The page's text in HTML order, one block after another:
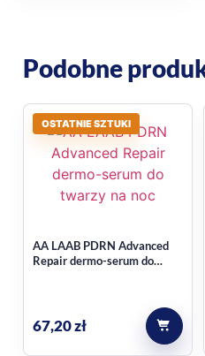
Podobne
OSTATNIE SZTUKI
AA LAAB PDRN Advanced
Repair dermo-serum do
67,20zł